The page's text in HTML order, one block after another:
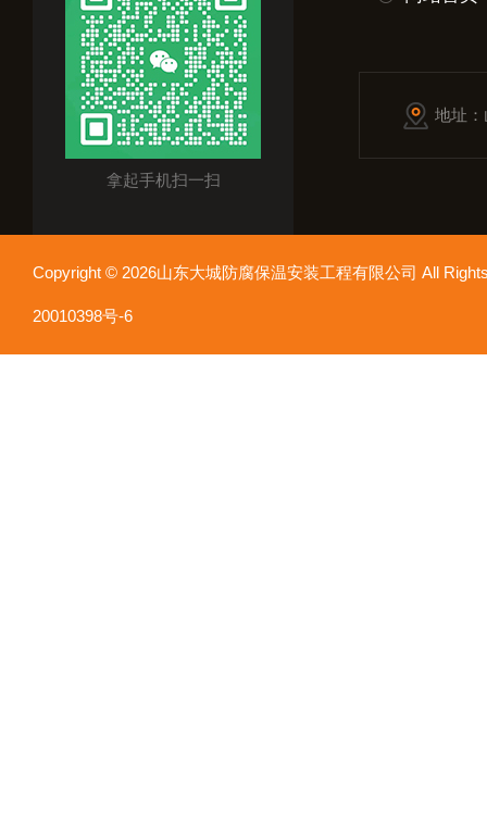
拿起手机扫一扫
地址
Copyright © 2026山东大城防腐保温安装工程有限公司 All
20010398号-6